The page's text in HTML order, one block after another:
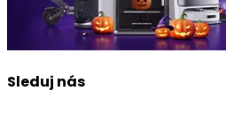
Sleduj nás